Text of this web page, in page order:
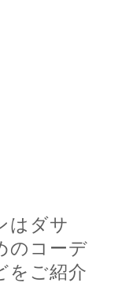
はダサ
のコーデ
をご紹介